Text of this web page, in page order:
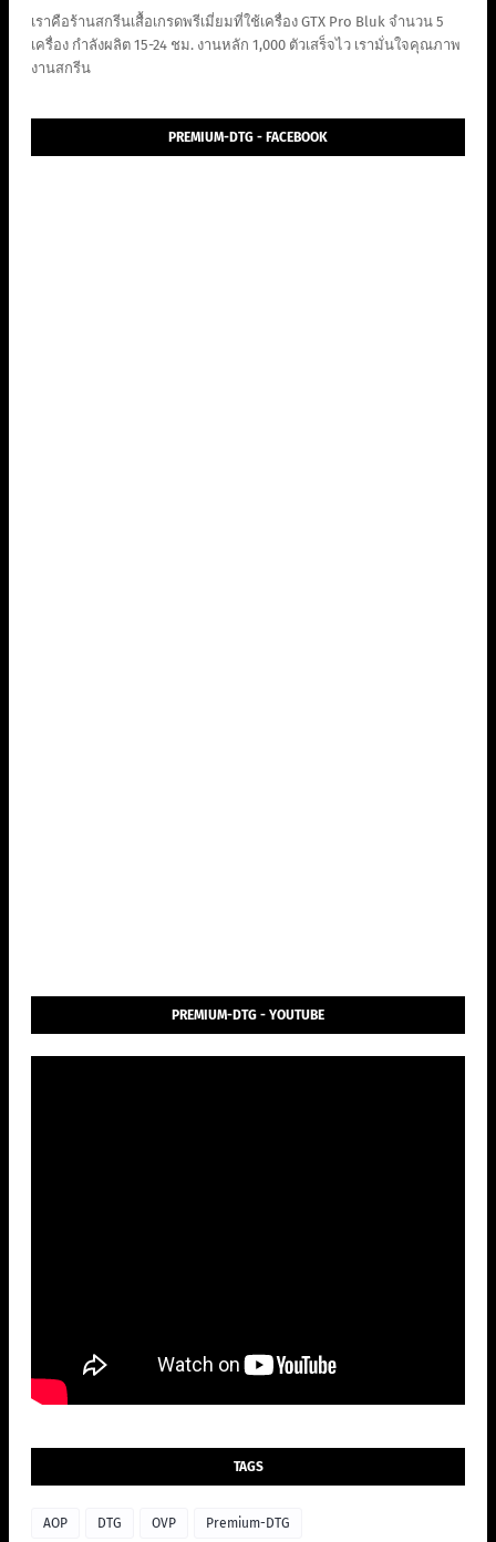
เราคือร้านสกรีนเสื้อเกรดพรีเมี่ยมที่ใช้เครื่อง GTX Pro Bluk จำนวน 5
เครื่อง กำลังผลิต 15-24 ชม. งานหลัก 1,000 ตัวเสร็จไว เรามั่นใจคุณภาพ
งานสกรีน
PREMIUM-DTG - FACEBOOK
PREMIUM-DTG - YOUTUBE
TAGS
AOP DTG OVP Premium-DTG